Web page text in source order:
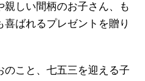
しい間柄のお子さん、も
ばれるプレゼントを贈り
のこと、七五三を迎える子